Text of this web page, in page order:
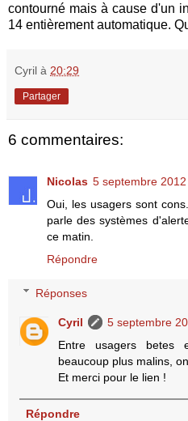
contourné mais à cause d'un
14 entièrement automatique.
Cyril à 20:29
Partager
6 commentaires:
Nicolas 5 septembre 2012
Oui, les usagers sont
parle des systèmes
ce matin.
Répondre
Réponses
Cyril
5 septembre
Entre usagers betes
beaucoup plus malins,
Et merci pour le lien !
Répondre